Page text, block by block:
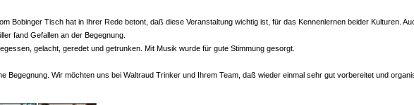
Bobinger Tisch hat in Ihrer Rede betont, daß diese Veranstaltung wichtig ist, für das Kennenlernen beider Kulturen.
fand Gefallen an der Begegnung.
gelacht, geredet und getrunken. Mit Musik wurde für gute Stimmung gesorgt.
Begegnung. Wir möchten uns bei Waltraud Trinker und Ihrem Team, daß wieder einmal sehr gut vorbereitet und